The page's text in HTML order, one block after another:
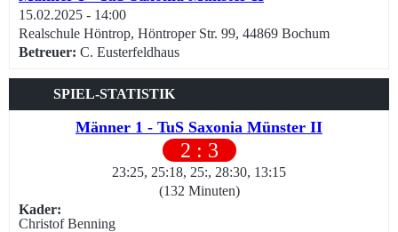
15.02.2025 - 14:00
Realschule Höntrop, Höntroper Str. 99, 44869 Bochum
Betreuer: C. Eusterfeldhaus
SPIEL-STATISTIK
Männer 1 - TuS Saxonia Münster II
2 : 3
23:25, 25:18, 25:, 28:30, 13:15
(132 Minuten)
Kader:
Christof Benning